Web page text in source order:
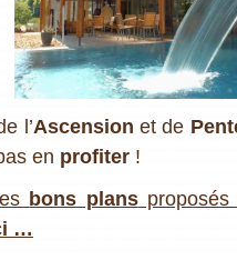
l’Ascension et de
en profiter !
bons plans
…